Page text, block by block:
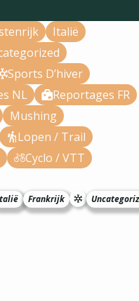
Italië
Sports D’hiver
NL
Reportages FR
Mushing
Lopen / Trail
Cyclo / VTT
Frankrijk